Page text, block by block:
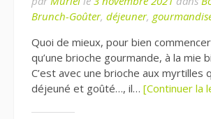
Brunch-Goûter, déjeuner,
Quoi de mieux, pour bien
qu’une brioche gourmande, à la mie
C’est avec une brioche aux myrtilles
déjeuné et goûté…, il… [Continuer la